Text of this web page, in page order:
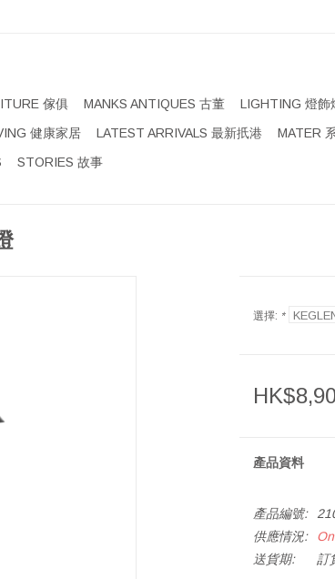
傢俱 MANKS ANTIQUES 古董 LIGHTING 燈飾
健康家居
LATEST ARRIVALS 最新扺港 MATER
STORIES 故事
選擇: *
產品資料
產品編號:
供應情況:
送貨期:
訂